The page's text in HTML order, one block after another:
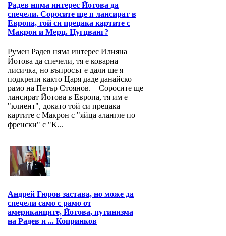
Радев няма интерес Йотова да
спечели. Соросите ще я лансират в
Европа, той си прецака картите с
Макрон и Мерц. Цугцванг?
Румен Радев няма интерес Илияна
Йотова да спечели, тя е коварна
лисичка, но въпросът е дали ще я
подкрепи както Царя даде данайско
рамо на Петър Стоянов. Соросите ще
лансират Йотова в Европа, тя им е
"клиент", докато той си прецака
картите с Макрон с "яйца алангле по
френски" с "К...
Андрей Гюров застава, но може да
спечели само с рамо от
американците, Йотова, путинизма
на Радев и ... Копринков